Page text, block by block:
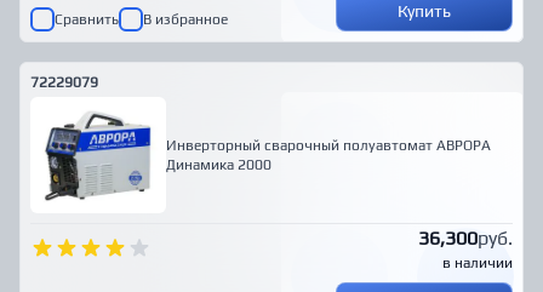
Сравнить В избранное Купить
72229079
Инверторный сварочный полуавтомат АВРОРА
Динамика 2000
36,300руб.
в наличии